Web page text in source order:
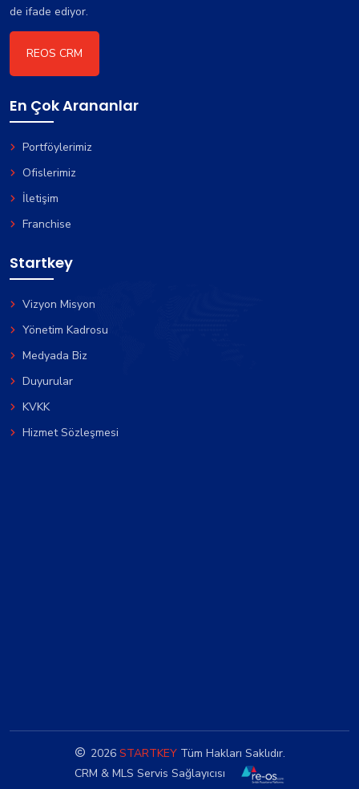
de ifade ediyor.
REOS CRM
En Çok Arananlar
Portföylerimiz
Ofislerimiz
İletişim
Franchise
Startkey
Vizyon Misyon
Yönetim Kadrosu
Medyada Biz
Duyurular
KVKK
Hizmet Sözleşmesi
2026STARTKEYTüm Hakları Saklıdır.
CRM & MLS Servis Sağlayıcısı